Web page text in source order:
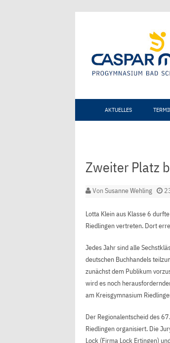
AKTUELLES
Zweiter Platz
VonSusanne Wehling
Lotta Klein aus Klasse 6
Riedlingen vertreten. Dort
Jedes Jahr sind alle
deutschen Buchhandels
zunächst dem Publikum
wird es noch
am Kreisgymnasium
Der Regionalentscheid des
Riedlingen organisiert. Die
Lock (Firma Lock Ertingen)